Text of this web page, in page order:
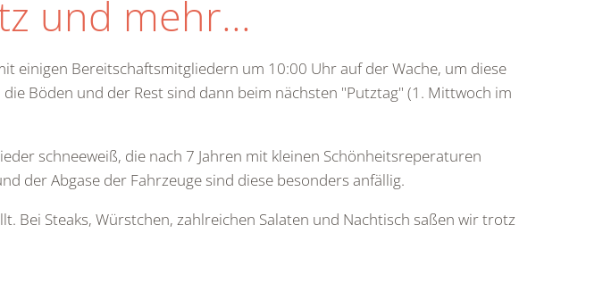
und mehr...
einigen Bereitschaftsmitgliedern um 10:00 Uhr auf der Wache, um diese
Böden und der Rest sind dann beim nächsten "Putztag" (1. Mittwoch im
schneeweiß, die nach 7 Jahren mit kleinen Schönheitsreperaturen
der Abgase der Fahrzeuge sind diese besonders anfällig.
Bei Steaks, Würstchen, zahlreichen Salaten und Nachtisch saßen wir trotz